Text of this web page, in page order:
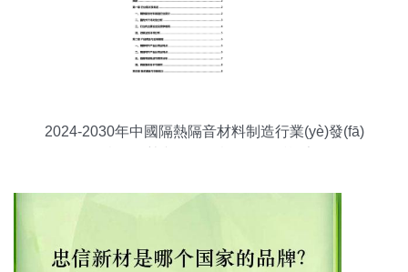
2024-2030年中國隔熱隔音材料制造行業(yè)發(fā)